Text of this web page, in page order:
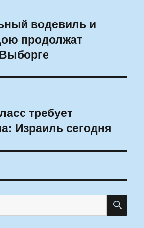
водевиль и
продолжат
требует
Израиль сегодня